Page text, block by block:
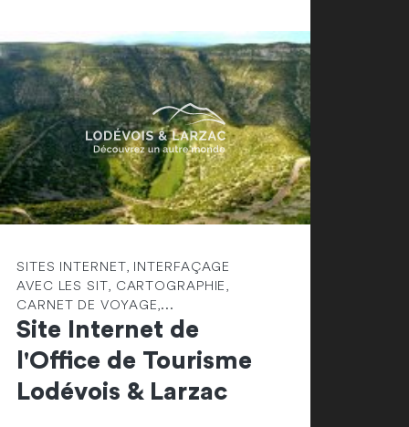
SITES INTERNET, INTERFAÇAGE
AVEC LES SIT, CARTOGRAPHIE,
CARNET DE VOYAGE,...
Site Internet de
l'Office de Tourisme
Lodévois & Larzac